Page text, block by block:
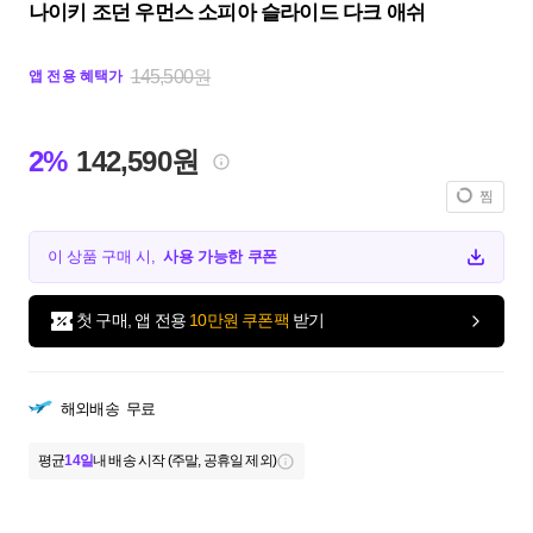
나이키 조던 우먼스 소피아 슬라이드 다크 애쉬
앱 전용 혜택가 145,500원
2% 142,590원
찜
이 상품 구매 시,사용 가능한 쿠폰
첫 구매, 앱 전용 10만원 쿠폰팩 받기
해외배송 무료
평균14일내 배송 시작 (주말, 공휴일 제외)